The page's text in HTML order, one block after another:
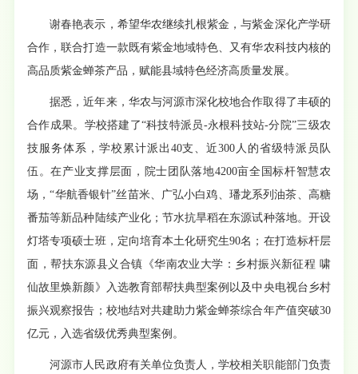
谢春艳表示，希望华农继续扎根紫金，与紫金深化产学研
合作，联合打造一款既有紫金地域特色、又有华农科技内核的
高品质紫金蝉茶产品，赋能县域特色经济高质量发展。
据悉，近年来，华农与河源市深化校地合作取得了丰硕的
合作成果。学校搭建了“科技特派员-永根科技站-分院”三级农
技服务体系，学校累计派出40支、近300人的省级特派员队
伍。在产业支撑层面，院士团队落地4200亩全国标杆智慧农
场，“华航香银针”丝苗米、广弘小白鸡、璠龙系列油茶、高糖
番茄等新品种陆续产业化；节水抗旱稻在东源试种落地。开设
灯塔专项硕士班，定向培育本土化研究生90名；在打造标杆层
面，帮扶东源县义合镇《华南农业大学：乡村振兴新征程 啸
仙故里焕新颜》入选教育部帮扶典型案例以及中央电视台乡村
振兴观察报告；校地结对共建助力紫金蝉茶综合年产值突破30
亿元，入选省级优秀典型案例。
河源市人民政府有关单位负责人，学校相关职能部门负责